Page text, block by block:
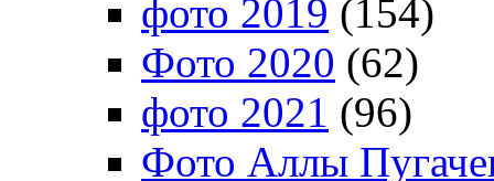
фото 2019 (154)
Фото 2020 (62)
фото 2021 (96)
Фото Аллы